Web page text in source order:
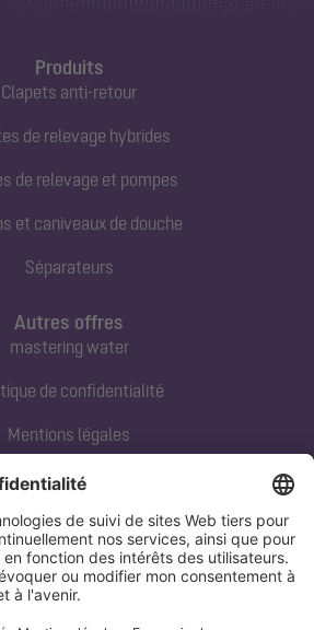
Produits
Clapets anti-retour
de relevage hybrides
de relevage et pompes
et caniveaux de douche
Séparateurs
Contact direct
+33 3 88 65 76 00
info@kessel.fr
Autres offres
mastering water
de confidentialité
Mentions légales